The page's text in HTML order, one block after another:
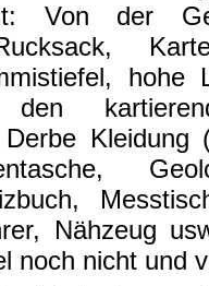
Von der
hohe
Kleidung
Nähzeug
noch nicht und